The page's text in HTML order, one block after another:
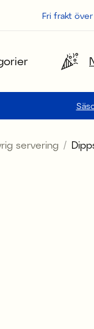
Fri frakt
servering